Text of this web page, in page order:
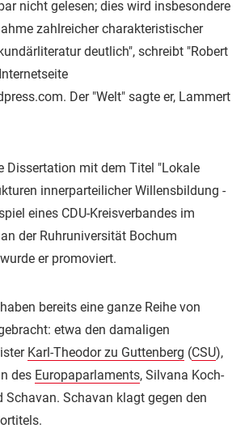
nicht gelesen; dies wird insbesondere
zahlreicher charakteristischer
deutlich", schreibt "Robert
Der "Welt" sagte er, Lammert
Dissertation mit dem Titel "Lokale
innerparteilicher Willensbildung -
eines CDU-Kreisverbandes im
der Ruhruniversität Bochum
er promoviert.
bereits eine ganze Reihe von
etwa den damaligen
Karl-Theodor zu Guttenberg (CSU),
des Europaparlaments, Silvana Koch-
Schavan. Schavan klagt gegen den